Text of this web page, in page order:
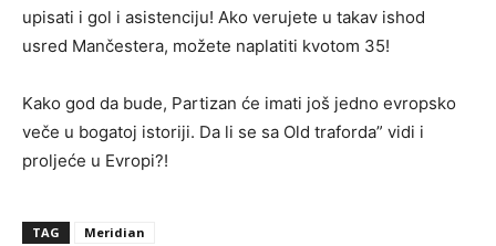
upisati i gol i asistenciju! Ako verujete u takav ishod
usred Mančestera, možete naplatiti kvotom 35!
Kako god da bude, Partizan će imati još jedno evropsko
veče u bogatoj istoriji. Da li se sa Old traforda” vidi i
proljeće u Evropi?!
TAG Meridian